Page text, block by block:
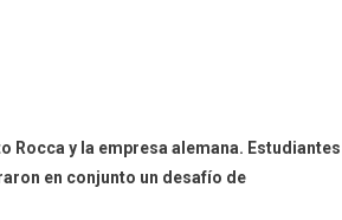
Rocca y la empresa alemana. Estudiantes
en conjunto un desafío de